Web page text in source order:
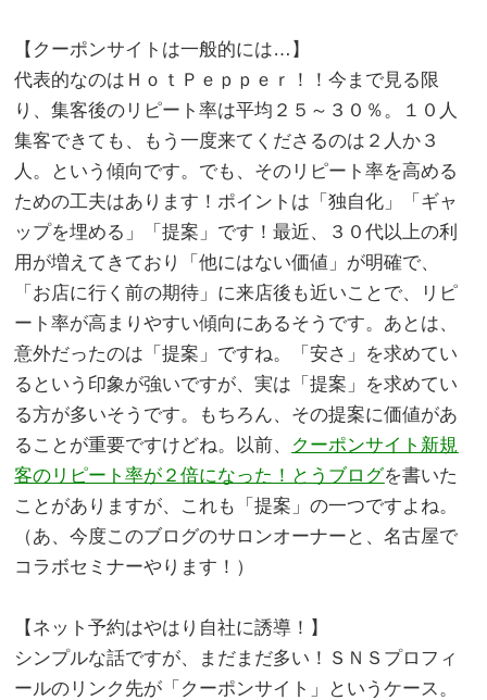
【クーポンサイトは一般的には…】
代表的なのはＨｏｔＰｅｐｐｅｒ！！今まで見る限
り、集客後のリピート率は平均２５～３０％。１０人
集客できても、もう一度来てくださるのは２人か３
人。という傾向です。でも、そのリピート率を高める
ための工夫はあります！ポイントは「独自化」「ギャ
ップを埋める」「提案」です！最近、３０代以上の利
用が増えてきており「他にはない価値」が明確で、
「お店に行く前の期待」に来店後も近いことで、リピ
ート率が高まりやすい傾向にあるそうです。あとは、
意外だったのは「提案」ですね。「安さ」を求めてい
るという印象が強いですが、実は「提案」を求めてい
る方が多いそうです。もちろん、その提案に価値があ
ることが重要ですけどね。以前、 クーポンサイト新規
客のリピート率が２倍になった！とうブログを書いた
ことがありますが、これも「提案」の一つですよね。
（あ、今度このブログのサロンオーナーと、名古屋で
コラボセミナーやります！）
【ネット予約はやはり自社に誘導！】
シンプルな話ですが、まだまだ多い！ＳＮＳプロフィ
ールのリンク先が「クーポンサイト」というケース。